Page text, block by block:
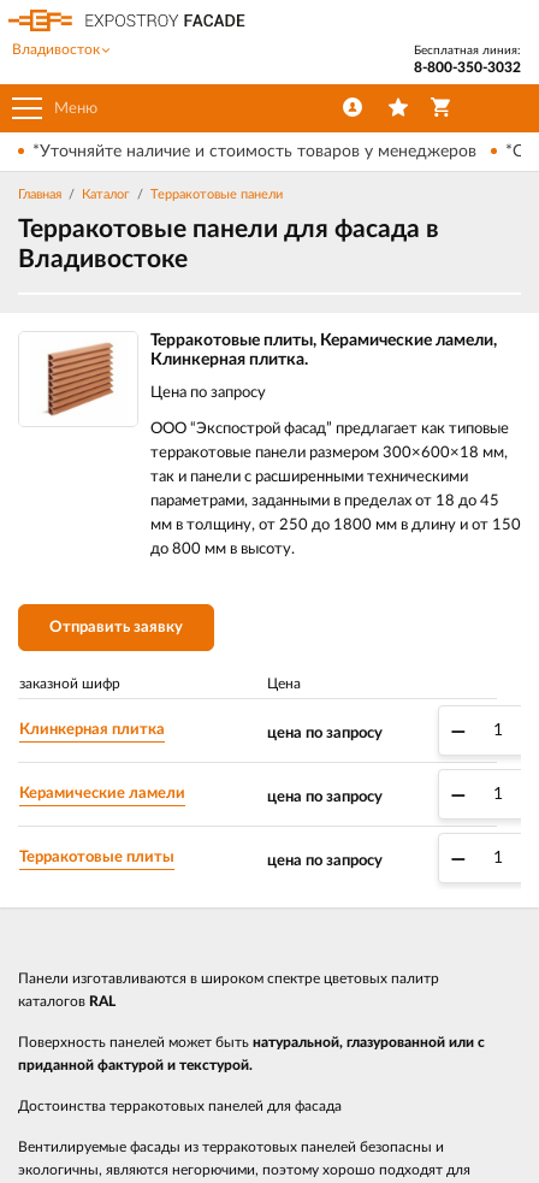
Меню
Владивосток Бесплатная линия:
8-800-350-3032
*Уточняйте наличие и стоимость товаров у менеджеров
Главная Каталог Терракотовые панели
Терракотовые панели для фасада в
Владивостоке
Терракотовые плиты, Керамические ламели,
Клинкерная плитка.
Цена по запросу
ООО “Экспострой фасад” предлагает как типовые
терракотовые панели размером 300×600×18 мм,
так и панели с расширенными техническими
параметрами, заданными в пределах от 18 до 45
мм в толщину, от 250 до 1800 мм в длину и от 150
до 800 мм в высоту.
Отправить заявку
заказной шифр Цена
Клинкерная плитка цена по запросу –
Керамические ламели цена по запросу –
Терракотовые плиты цена по запросу –
Панели изготавливаются в широком спектре цветовых палитр
каталогов RAL
Поверхность панелей может быть натуральной, глазурованной или с
приданной фактурой и текстурой.
Достоинства терракотовых панелей для фасада
Вентилируемые фасады из терракотовых панелей безопасны и
экологичны, являются негорючими, поэтому хорошо подходят для